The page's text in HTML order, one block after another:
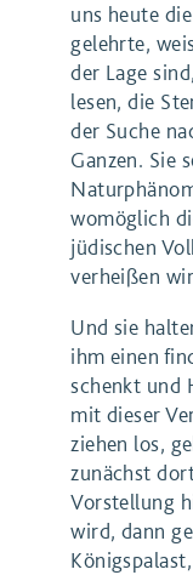
uns heute
gelehrte,
der Lage
lesen, die
der Suche
Ganzen. Sie
womöglich
jüdischen
verheißen
Und sie
ihm einen
schenkt und
mit dieser
ziehen los,
zunächst
Vorstellung
wird, dann